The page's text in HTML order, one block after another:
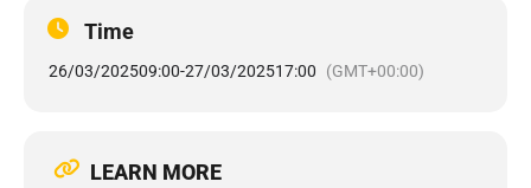
Time
26/03/202509:00-27/03/202517:00 (GMT+00:00)
LEARN MORE